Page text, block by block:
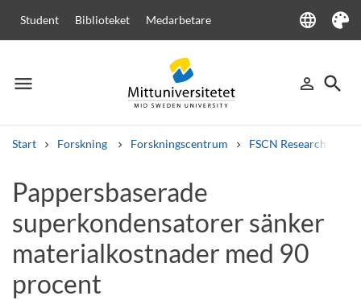
Student Biblioteket Medarbetare language
Language
Tema
menu
Meny person_outline
Logga in
search
Sök
Start Forskning Forskningscentrum FSCN Research
Andra söktjänster
Kurser och programKursplanerVälkomstbrevPersonal
Lediga jobb
Pappersbaserade
superkondensatorer sänker
materialkostnader med 90
procent